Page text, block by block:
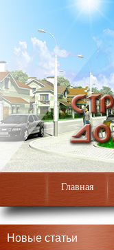
Главная
Новые статьи